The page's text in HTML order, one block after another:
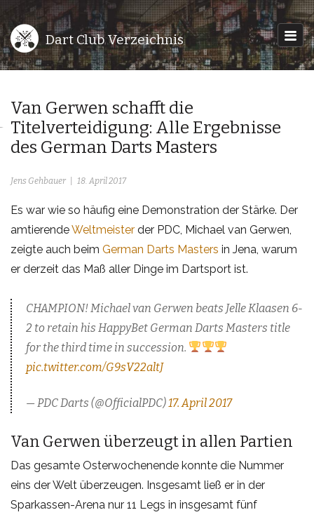
Dart Club Verzeichnis
Van Gerwen schafft die
Titelverteidigung: Alle Ergebnisse
des German Darts Masters
Jens Gehbauer 18. April 2017
Es war wie so häufig eine Demonstration der Stärke. Der
amtierendeWeltmeister der PDC, Michael van Gerwen,
zeigte auch beim German Darts Masters in Jena, warum
er derzeit das Maß aller Dinge im Dartsport ist.
CHAMPION! Michael van Gerwen beats Jelle Klaasen 6-
2 to retain his HappyBet German Darts Masters title
for the third time in succession.
pic.twitter.com/G9sV22altJ
— PDC Darts (@OfficialPDC)17. April 2017
Van Gerwen überzeugt in allen Partien
Das gesamte Osterwochenende konnte die Nummer
eins der Welt überzeugen. Insgesamt ließ er in der
Sparkassen-Arena nur 11 Legs in insgesamt fünf